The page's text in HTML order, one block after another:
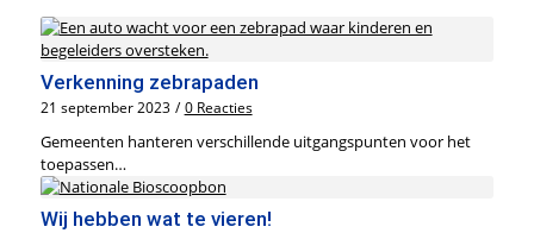
Verkenning zebrapaden
21 september 2023 / 0 Reacties
Gemeenten hanteren verschillende uitgangspunten voor het
toepassen…
Wij hebben wat te vieren!